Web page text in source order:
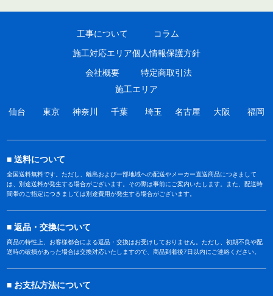
工事について
施工対応エリア
会社概要
コラム
個人情報保護方針
特定商取引法
施工エリア
仙台 東京 神奈川 千葉 埼玉 名古屋 大阪 福岡
送料について
全国送料無料です。ただし、離島および一部地域への配送やメーカー直送商品につきまして
は、別途送料が発生する場合がございます。その際は事前にご案内いたします。また、配送時
間帯のご指定につきましては別途費用が発生する場合がございます。
返品・交換について
商品の特性上、お客様都合による返品・交換はお受けしておりません。ただし、初期不良や配
送時の破損があった場合は交換対応いたしますので、商品到着後7日以内にご連絡ください。
お支払方法について